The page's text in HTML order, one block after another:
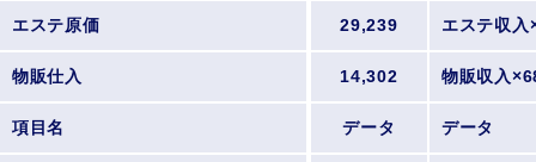
エステ原価 29,239 エステ収入
物販仕入 14,302 物販収入
項目名 データ データ